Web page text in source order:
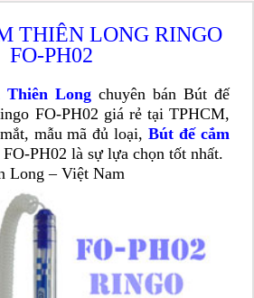
THIÊN LONG RINGO
FO-PH02
Thiên Long chuyên bán Bút đế
FO-PH02 giá rẻ tại TPHCM,
mẫu mã đủ loại, Bút đế cắm
PH02 là sự lựa chọn tốt nhất.
Long – Việt Nam